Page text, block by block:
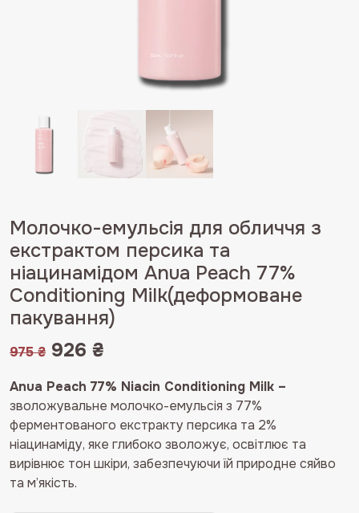
Молочко-емульсія для обличчя з
екстрактом персика та
ніацинамідом Anua Peach 77%
Conditioning Milk(деформоване
пакування)
975₴ Оригінальна
ціна:
975 ₴.
926 ₴
ціна:
926 ₴.
Anua Peach 77% Niacin Conditioning Milk –
зволожувальне молочко-емульсія з 77%
ферментованого екстракту персика та 2%
ніацинаміду, яке глибоко зволожує, освітлює та
вирівнює тон шкіри, забезпечуючи їй природне сяйво
та м’якість.